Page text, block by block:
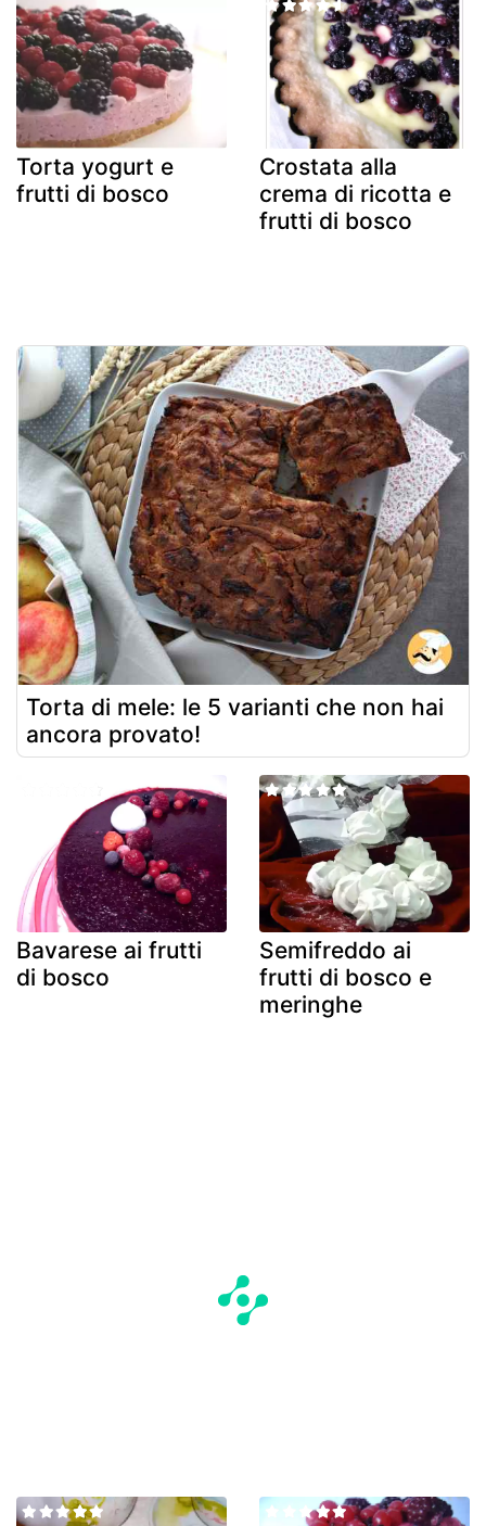
Torta yogurt e
frutti di bosco
Crostata alla
crema di ricotta e
frutti di bosco
Torta di mele: le 5 varianti che non hai
ancora provato!
Bavarese ai frutti
di bosco
Semifreddo ai
frutti di bosco e
meringhe